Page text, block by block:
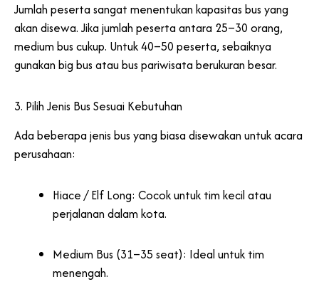
Jumlah peserta sangat menentukan kapasitas bus yang
akan disewa. Jika jumlah peserta antara 25–30 orang,
medium bus cukup. Untuk 40–50 peserta, sebaiknya
gunakan big bus atau bus pariwisata berukuran besar.
3. Pilih Jenis Bus Sesuai Kebutuhan
Ada beberapa jenis bus yang biasa disewakan untuk acara
perusahaan:
Hiace / Elf Long: Cocok untuk tim kecil atau
perjalanan dalam kota.
Medium Bus (31–35 seat): Ideal untuk tim
menengah.